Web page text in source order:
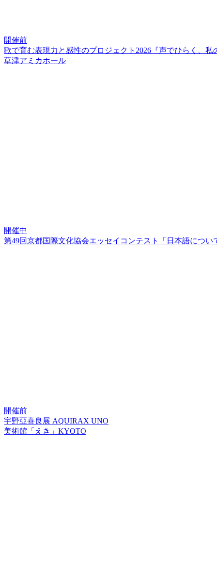
開催前
歌で育む表現力と感性のプロジェクト2026『声でひらく、
草津アミカホール
開催中
第49回京都国際文化協会エッセイコンテスト「日本語につい
開催前
宇野亞喜良展 AQUIRAX UNO
美術館「えき」KYOTO